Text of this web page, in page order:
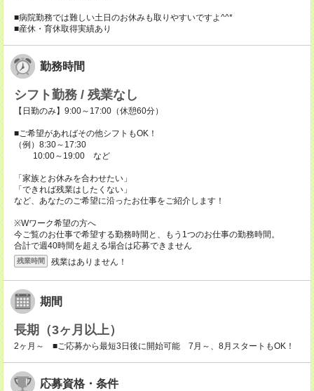
■病院勤務では難しい土日のお休みも取りやすいですよ^^*
■産休・育休取得実績あり
勤務時間
シフト勤務 / 残業なし
【日勤のみ】9:00～17:00（休憩60分）
■ご希望があればその他シフトもOK！
（例）8:30～17:30
10:00～19:00 など
「家族とお休みを合わせたい」
「できれば残業はしたくない」
など、あなたのご希望に沿ったお仕事をご紹介します！
※Wワーク希望の方へ
今ご覧のお仕事で希望する勤務時間と、もう1つのお仕事の勤務時間。
合計で週40時間を超える場合は応募できません
残業時間 残業はありません！
期間
長期（3ヶ月以上）
2ヶ月～ ■ご応募から最短3日後に開始可能 7月～、8月スタートもOK！
応募資格・条件